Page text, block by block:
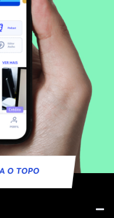
O TOPO